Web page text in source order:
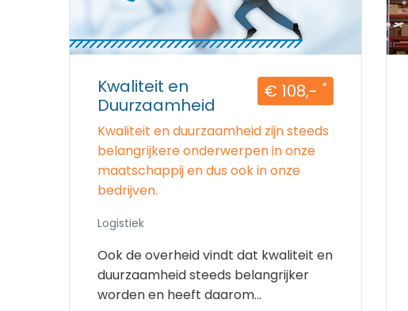
Kwaliteit en
Duurzaamheid
€ 108,- *
Kwaliteit en duurzaamheid zijn steeds
belangrijkere onderwerpen in onze
maatschappij en dus ook in onze
bedrijven.
Logistiek
Ook de overheid vindt dat kwaliteit en
duurzaamheid steeds belangrijker
worden en heeft daarom...